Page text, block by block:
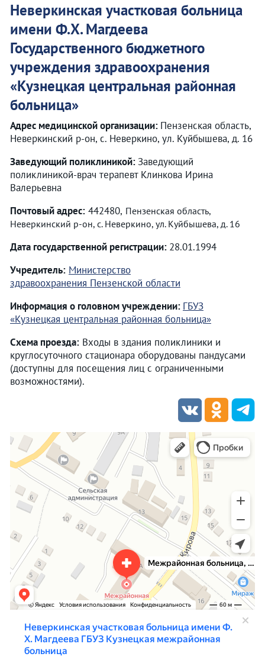
Неверкинская участковая больница
имени Ф.Х. Магдеева
Государственного бюджетного
учреждения здравоохранения
«Кузнецкая центральная районная
больница»
Адрес медицинской организации: Пензенская область,
Неверкинский р-он, с. Неверкино, ул. Куйбышева, д. 16
Заведующий поликлиникой: Заведующий
поликлиникой-врач терапевт Клинкова Ирина
Валерьевна
Почтовый адрес: 442480, Пензенская область,
Неверкинский р-он, с. Неверкино, ул. Куйбышева, д. 16
Дата государственной регистрации: 28.01.1994
Учредитель: Министерство
здравоохранения Пензенской области
Информация о головном учреждении: ГБУЗ
«Кузнецкая центральная районная больница»
Схема проезда: Входы в здания поликлиники и
круглосуточного стационара оборудованы пандусами
(доступны для посещения лиц с ограниченными
возможностями).